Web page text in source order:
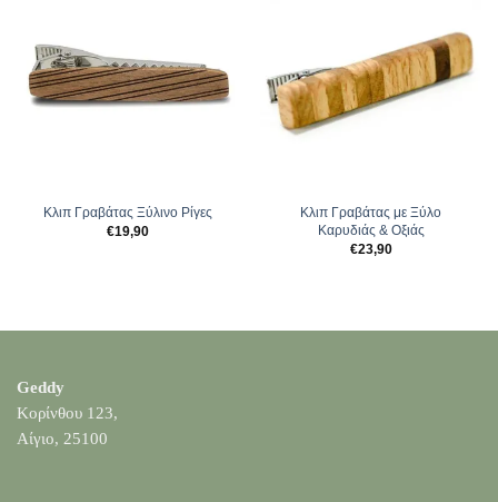
Κλιπ Γραβάτας Ξύλινο Ρίγες
€19,90
Κλιπ Γραβάτας με Ξύλο
Καρυδιάς & Οξιάς
€23,90
Geddy
Κορίνθου 123,
Αίγιο, 25100